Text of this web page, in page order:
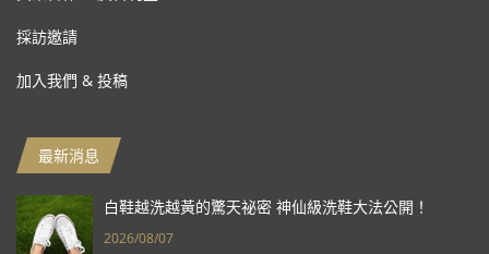
採訪邀請
加入我們 & 投稿
最新消息
白鞋越洗越黃的驚天祕密 神仙級洗鞋大法公開！
2026/08/07